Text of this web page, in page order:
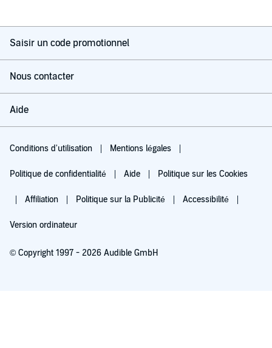
Saisir un code promotionnel
Nous contacter
Aide
Conditions d'utilisation Mentions légales
Politique de confidentialité Aide Politique sur les Cookies
Affiliation Politique sur la Publicité Accessibilité
Version ordinateur
© Copyright 1997 - 2026 Audible GmbH